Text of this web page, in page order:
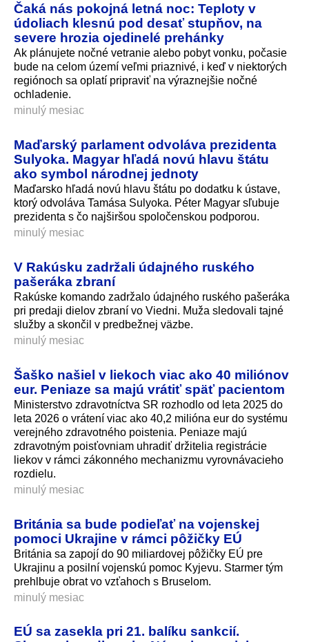
Čaká nás pokojná letná noc: Teploty v
údoliach klesnú pod desať stupňov, na
severe hrozia ojedinelé prehánky
Ak plánujete nočné vetranie alebo pobyt vonku, počasie
bude na celom území veľmi priaznivé, i keď v niektorých
regiónoch sa oplatí pripraviť na výraznejšie nočné
ochladenie.
minulý mesiac
Maďarský parlament odvoláva prezidenta
Sulyoka. Magyar hľadá novú hlavu štátu
ako symbol národnej jednoty
Maďarsko hľadá novú hlavu štátu po dodatku k ústave,
ktorý odvoláva Tamása Sulyoka. Péter Magyar sľubuje
prezidenta s čo najširšou spoločenskou podporou.
minulý mesiac
V Rakúsku zadržali údajného ruského
pašeráka zbraní
Rakúske komando zadržalo údajného ruského pašeráka
pri predaji dielov zbraní vo Viedni. Muža sledovali tajné
služby a skončil v predbežnej väzbe.
minulý mesiac
Šaško našiel v liekoch viac ako 40 miliónov
eur. Peniaze sa majú vrátiť späť pacientom
Ministerstvo zdravotníctva SR rozhodlo od leta 2025 do
leta 2026 o vrátení viac ako 40,2 milióna eur do systému
verejného zdravotného poistenia. Peniaze majú
zdravotným poisťovniam uhradiť držitelia registrácie
liekov v rámci zákonného mechanizmu vyrovnávacieho
rozdielu.
minulý mesiac
Británia sa bude podieľať na vojenskej
pomoci Ukrajine v rámci pôžičky EÚ
Británia sa zapojí do 90 miliardovej pôžičky EÚ pre
Ukrajinu a posilní vojenskú pomoc Kyjevu. Starmer tým
prehlbuje obrat vo vzťahoch s Bruselom.
minulý mesiac
EÚ sa zasekla pri 21. balíku sankcií.